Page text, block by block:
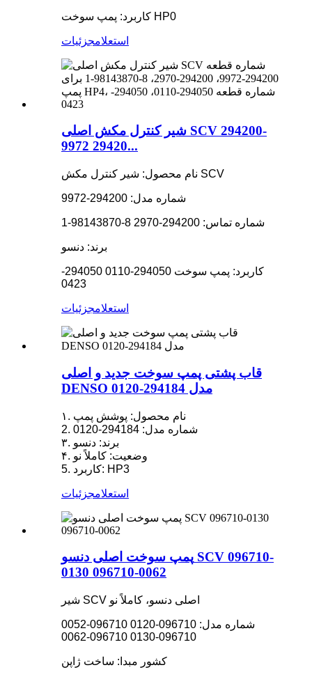
کاربرد: پمپ سوخت HP0
استعلامجزئیات
شیر کنترل مکش اصلی SCV 294200-
9972 29420...
نام محصول: شیر کنترل مکش SCV
شماره مدل: 294200-9972
شماره تماس: 294200-2970 8-98143870-1
برند: دنسو
کاربرد: پمپ سوخت 294050-0110 294050-
0423
استعلامجزئیات
قاب پشتی پمپ سوخت جدید و اصلی
DENSO مدل 294184-0120
۱. نام محصول: پوشش پمپ
2. شماره مدل: 294184-0120
۳. برند: دنسو
۴. وضعیت: کاملاً نو
5. کاربرد: HP3
استعلامجزئیات
پمپ سوخت اصلی دنسو SCV 096710-
0130 096710-0062
شیر SCV اصلی دنسو، کاملاً نو
شماره مدل: 096710-0120 096710-0052
096710-0130 096710-0062
کشور مبدا: ساخت ژاپن